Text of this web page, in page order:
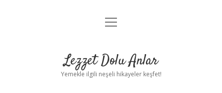
Anasayfa
Yasal Uyarı
menüyü
Lezzet Dolu Anlar
Yemekle ilgili neşeli hikayeler keşfet!